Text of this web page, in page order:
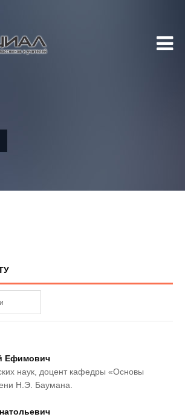
Ефимович
наук, доцент кафедры «Основы
Н.Э. Баумана.